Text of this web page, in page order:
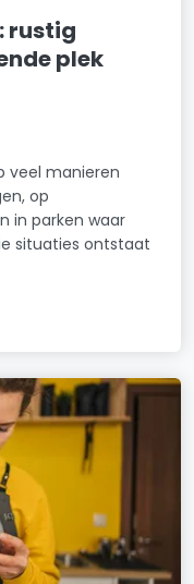
rustig
plek
veel manieren
op
in parken waar
situaties ontstaat